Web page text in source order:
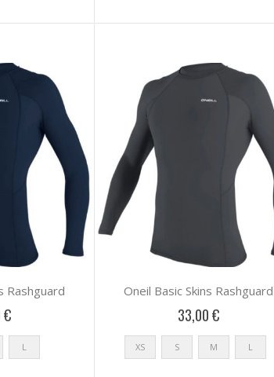
Rashguard
€
L
Oneil Basic Skins Rashguard
33,00 €
XS S M L